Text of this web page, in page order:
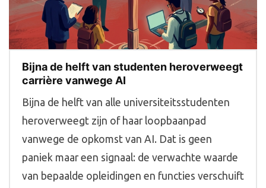
Bijna de helft van studenten heroverweegt
carrière vanwege AI
Bijna de helft van alle universiteitsstudenten
heroverweegt zijn of haar loopbaanpad
vanwege de opkomst van AI. Dat is geen
paniek maar een signaal: de verwachte waarde
van bepaalde opleidingen en functies verschuift